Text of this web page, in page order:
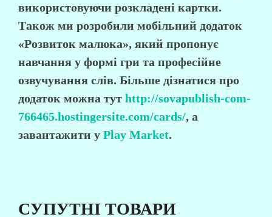
використовуючи розкладені картки.
Також ми розробили мобільний додаток
«Розвиток малюка», який пропонує
навчання у формі гри та професійне
озвучування слів. Більше дізнатися про
додаток можна тут http://sovapublish-com-
766465.hostingersite.com/cards/, а
завантажити у Play Market.
СУПУТНІ ТОВАРИ